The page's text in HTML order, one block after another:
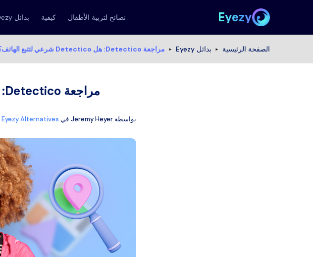
Eyezy نصائح لتربية الأطفال كيفية بدائل Eyezy
الصفحة الرئيسية بدائل Eyezy مراجعة Detectico: هل Detectico شرعي لتتبع الهاتف؟
مراجعة Detectico: هل Detectico شرعي لتتبع الهاتف؟
بواسطة Jeremy Heyer في Eyezy Alternatives